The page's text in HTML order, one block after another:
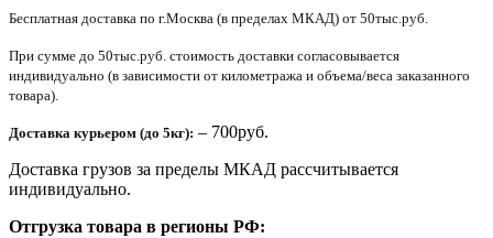
Бесплатная доставка по г.Москва (в пределах МКАД) от 50тыс.руб.
При сумме до 50тыс.руб. стоимость доставки согласовывается
индивидуально (в зависимости от километража и объема/веса заказанного
товара).
Доставка курьером (до 5кг): – 700руб.
Доставка грузов за пределы МКАД рассчитывается
индивидуально.
Отгрузка товара в регионы РФ: